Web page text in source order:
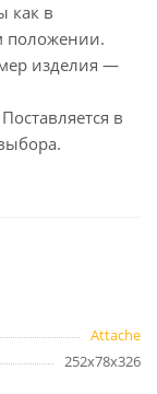
как в
положении.
изделия —
в
Attache
252x78x326